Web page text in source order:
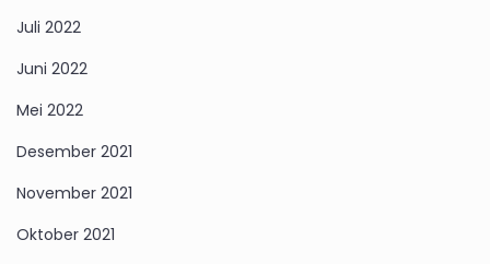
Juli 2022
Juni 2022
Mei 2022
Desember 2021
November 2021
Oktober 2021